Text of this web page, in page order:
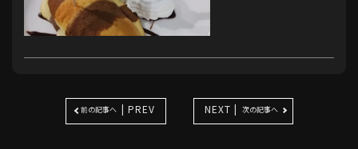
前の記事へ | PREV NEXT | 次の記事へ